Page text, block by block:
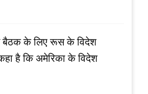
बैठक के लिए रूस के विदेश
है कि अमेरिका के विदेश